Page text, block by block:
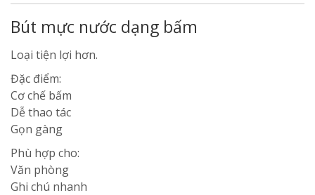
Bút mực nước dạng bấm
Loại tiện lợi hơn.
Đặc điểm:
Cơ chế bấm
Dễ thao tác
Gọn gàng
Phù hợp cho:
Văn phòng
Ghi chú nhanh